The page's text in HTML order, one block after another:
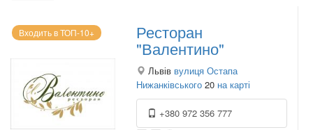
Входить в ТОП-10+ Ресторан
"Валентино"
Львів вулиця Остапа
Нижанківського 20 на карті
+380 972 356 777